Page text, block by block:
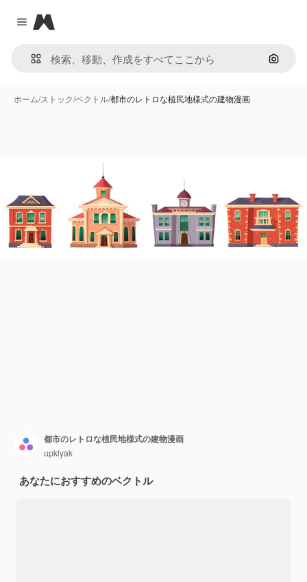
Close menu
Magnific
画像で
ホーム/ストック/ベクトル/都市のレトロな植民地様式の建物漫画
都市のレトロな植民地様式の建物漫画
upklyak
あなたにおすすめのベクトル